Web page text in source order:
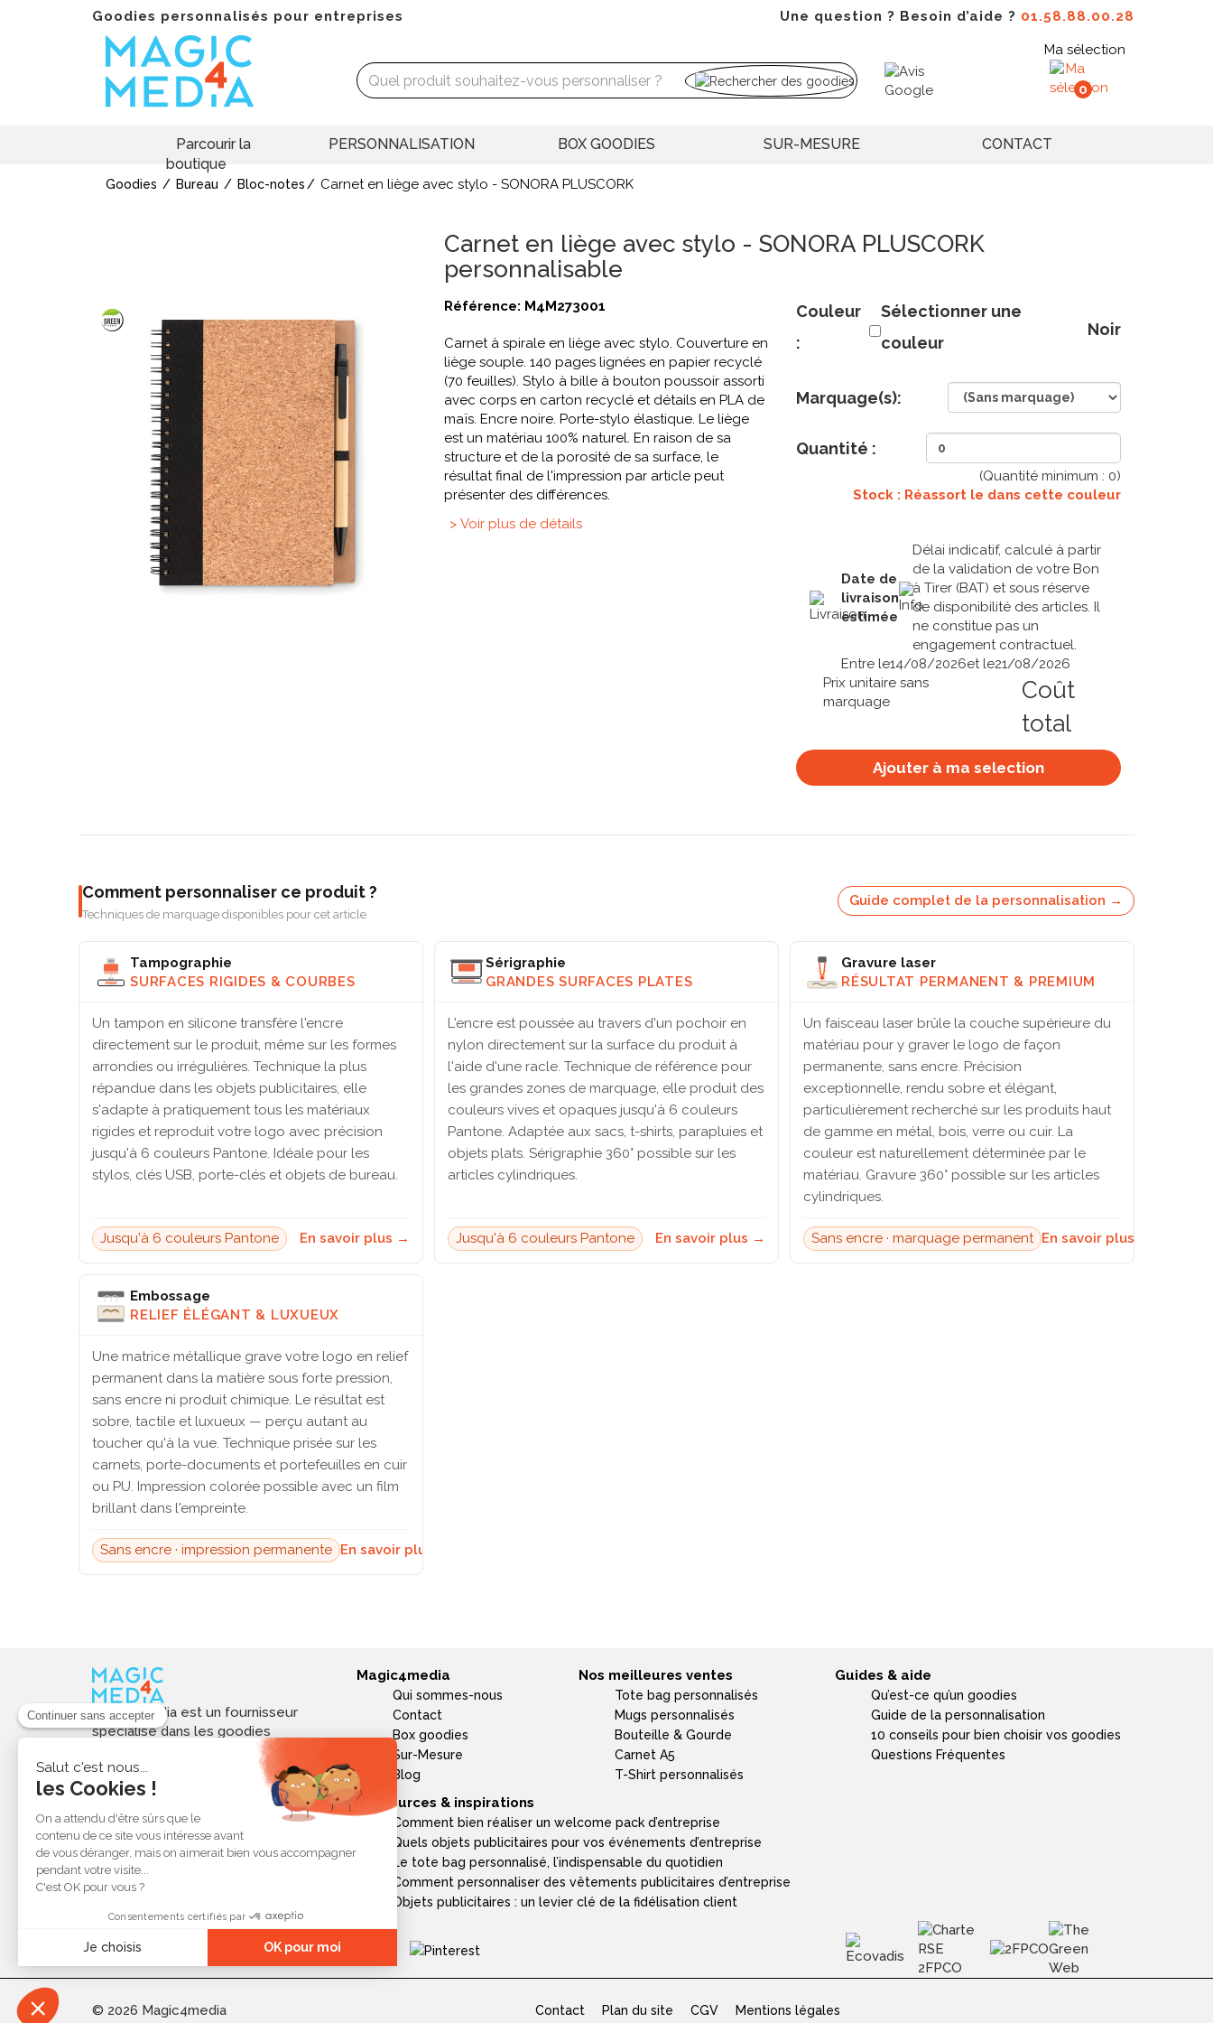
Goodies personnalisés pour entreprises Une question ? Besoin d’aide ? 01.58.88.00.28
Ma sélection
0
Parcourir la
boutique
PERSONNALISATION BOX GOODIES SUR-MESURE CONTACT
Goodies Bureau Bloc-notes Carnet en liège avec stylo - SONORA PLUSCORK
Carnet en liège avec stylo - SONORA PLUSCORK
personnalisable
Référence: M4M273001
Carnet à spirale en liège avec stylo. Couverture en
liège souple. 140 pages lignées en papier recyclé
(70 feuilles). Stylo à bille à bouton poussoir assorti
avec corps en carton recyclé et détails en PLA de
maïs. Encre noire. Porte-stylo élastique. Le liège
est un matériau 100% naturel. En raison de sa
structure et de la porosité de sa surface, le
résultat final de l'impression par article peut
présenter des différences.
> Voir plus de détails
Couleur
:
Sélectionner une
couleur
Noir
Marquage(s):
Quantité :
(Quantité minimum : 0)
Stock : Réassort le dans cette couleur
Date de
livraison
estimée
Délai indicatif, calculé à partir
de la validation de votre Bon
à Tirer (BAT) et sous réserve
de disponibilité des articles. Il
ne constitue pas un
engagement contractuel.
Entre le14/08/2026et le21/08/2026
Prix unitaire sans
marquage
Coût
total
Ajouter à ma selection
Comment personnaliser ce produit ?
Techniques de marquage disponibles pour cet article
Guide complet de la personnalisation →
Tampographie
SURFACES RIGIDES & COURBES
Un tampon en silicone transfère l'encre
directement sur le produit, même sur les formes
arrondies ou irrégulières. Technique la plus
répandue dans les objets publicitaires, elle
s'adapte à pratiquement tous les matériaux
rigides et reproduit votre logo avec précision
jusqu'à 6 couleurs Pantone. Idéale pour les
stylos, clés USB, porte-clés et objets de bureau.
Jusqu'à 6 couleurs Pantone En savoir plus →
Sérigraphie
GRANDES SURFACES PLATES
L'encre est poussée au travers d'un pochoir en
nylon directement sur la surface du produit à
l'aide d'une racle. Technique de référence pour
les grandes zones de marquage, elle produit des
couleurs vives et opaques jusqu'à 6 couleurs
Pantone. Adaptée aux sacs, t-shirts, parapluies et
objets plats. Sérigraphie 360° possible sur les
articles cylindriques.
Jusqu'à 6 couleurs Pantone En savoir plus →
Gravure laser
RÉSULTAT PERMANENT & PREMIUM
Un faisceau laser brûle la couche supérieure du
matériau pour y graver le logo de façon
permanente, sans encre. Précision
exceptionnelle, rendu sobre et élégant,
particulièrement recherché sur les produits haut
de gamme en métal, bois, verre ou cuir. La
couleur est naturellement déterminée par le
matériau. Gravure 360° possible sur les articles
cylindriques.
Sans encre · marquage permanent En savoir plus →
Embossage
RELIEF ÉLÉGANT & LUXUEUX
Une matrice métallique grave votre logo en relief
permanent dans la matière sous forte pression,
sans encre ni produit chimique. Le résultat est
sobre, tactile et luxueux — perçu autant au
toucher qu'à la vue. Technique prisée sur les
carnets, porte-documents et portefeuilles en cuir
ou PU. Impression colorée possible avec un film
brillant dans l'empreinte.
Sans encre · impression permanente En savoir plus →
Magic4media est un fournisseur
spécialisé dans les goodies
personnalisés et objets publicitaires
pour les entreprises. Nous
sélectionnons des produits utiles,
tendances et responsables pour
valoriser votre image de marque,
soutenir vos actions de
communication et réussir vos
opérations événementielles,
Magic4media
Qui sommes-nous
Contact
Box goodies
Sur-Mesure
Blog
Nos meilleures ventes
Tote bag personnalisés
Mugs personnalisés
Bouteille & Gourde
Carnet A5
T-Shirt personnalisés
Guides & aide
Qu’est-ce qu’un goodies
Guide de la personnalisation
10 conseils pour bien choisir vos goodies
Questions Fréquentes
Ressources & inspirations
Comment bien réaliser un welcome pack d’entreprise
Quels objets publicitaires pour vos événements d’entreprise
Le tote bag personnalisé, l’indispensable du quotidien
Comment personnaliser des vêtements publicitaires d’entreprise
Objets publicitaires : un levier clé de la fidélisation client
© 2026 Magic4media Contact Plan du site CGV Mentions légales